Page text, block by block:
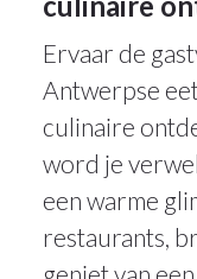
Ervaar de
Antwerpse
culinaire
word je
een warme
restaurants,